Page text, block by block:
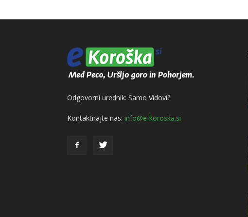
Odgovorni urednik: Samo Vidovič
Kontaktirajte nas: info@e-koroska.si